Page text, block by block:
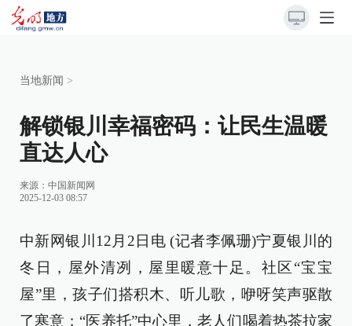
当地新闻 >
解锁银川幸福密码：让民生温暖
直达人心
来源： 中国新闻网
2025-12-03 08:57
中新网银川12月2日电 (记者李佩珊)宁夏银川的
冬日，屋外清冽，屋里暖意十足。社区“宝宝
屋”里，孩子们搭积木、听儿歌，咿呀笑声驱散
了寒意；“医养托”中心里，老人们喝着热茶拉家